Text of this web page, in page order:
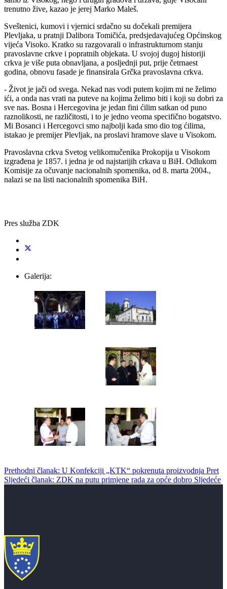
trenutno žive, kazao je jerej Marko Maleš.
Sveštenici, kumovi i vjernici srdačno su dočekali premijera
Plevljaka, u pratnji Dalibora Tomičića, predsjedavajućeg Općinskog
vijeća Visoko. Kratko su razgovarali o infrastrukturnom stanju
pravoslavne crkve i popratnih objekata. U svojoj dugoj historiji
crkva je više puta obnavljana, a posljednji put, prije četrnaest
godina, obnovu fasade je finansirala Grčka pravoslavna crkva.
- Život je jači od svega. Nekad nas vodi putem kojim mi ne želimo
ići, a onda nas vrati na puteve na kojima želimo biti i koji su dobri za
sve nas. Bosna i Hercegovina je jedan fini ćilim satkan od puno
raznolikosti, ne različitosti, i to je jedno veoma specifično bogatstvo.
Mi Bosanci i Hercegovci smo najbolji kada smo dio tog ćilima,
istakao je premijer Plevljak, na proslavi hramove slave u Visokom.
Pravoslavna crkva Svetog velikomučenika Prokopija u Visokom
izgrađena je 1857. i jedna je od najstarijih crkava u BiH. Odlukom
Komisije za očuvanje nacionalnih spomenika, od 8. marta 2004.,
nalazi se na listi nacionalnih spomenika BiH.
Pres služba ZDK
Galerija:
Prethodni članak: U Konfekciji „KTK“ pokrenuta proizvodnja Pret
Sljedeći članak: ZDK na putu primjene rada za opće dobro Sljedeće